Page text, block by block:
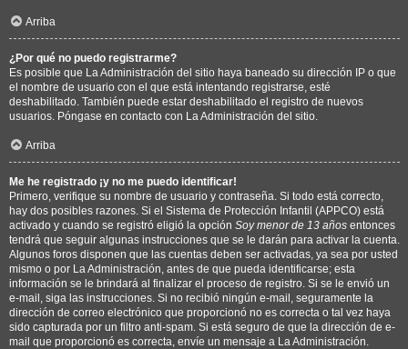
Arriba
¿Por qué no puedo registrarme?
Es posible que La Administración del sitio haya baneado su dirección IP o que
el nombre de usuario con el que está intentando registrarse, esté
deshabilitado. También puede estar deshabilitado el registro de nuevos
usuarios. Póngase en contacto con La Administración del sitio.
Arriba
Me he registrado ¡y no me puedo identificar!
Primero, verifique su nombre de usuario y contraseña. Si todo está correcto,
hay dos posibles razones. Si el Sistema de Protección Infantil (APPCO) está
activado y cuando se registró eligió la opción Soy menor de 13 años entonces
tendrá que seguir algunas instrucciones que se le darán para activar la cuenta.
Algunos foros disponen que las cuentas deben ser activadas, ya sea por usted
mismo o por La Administración, antes de que pueda identificarse; esta
información se le brindará al finalizar el proceso de registro. Si se le envió un
e-mail, siga las instrucciones. Si no recibió ningún e-mail, seguramente la
dirección de correo electrónico que proporcionó no es correcta o tal vez haya
sido capturada por un filtro anti-spam. Si está seguro de que la dirección de e-
mail que proporcionó es correcta, envíe un mensaje a La Administración.